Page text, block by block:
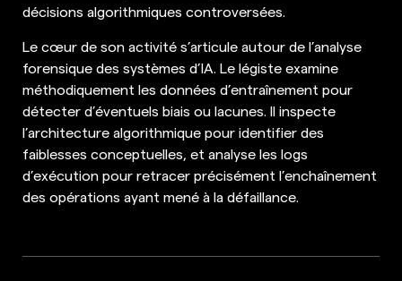
décisions algorithmiques controversées.
Le cœur de son activité s’articule autour de l’analyse
forensique des systèmes d’IA. Le légiste examine
méthodiquement les données d’entraînement pour
détecter d’éventuels biais ou lacunes. Il inspecte
l’architecture algorithmique pour identifier des
faiblesses conceptuelles, et analyse les logs
d’exécution pour retracer précisément l’enchaînement
des opérations ayant mené à la défaillance.